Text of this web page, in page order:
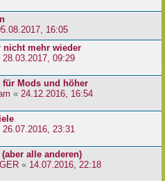
16:05
nicht mehr wieder
28.03.2017, 09:29
Mods und höher
« 24.12.2016, 16:54
26.07.2016, 23:31
alle anderen)
« 14.07.2016, 22:18